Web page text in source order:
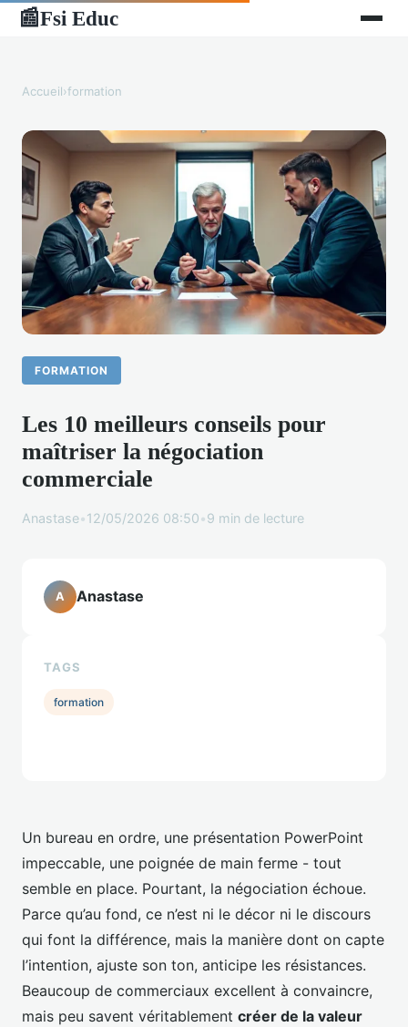
📰Fsi Educ
Accueil›formation
FORMATION
Les 10 meilleurs conseils pour
maîtriser la négociation
commerciale
Anastase•12/05/2026 08:50•9 min de lecture
Un bureau en ordre, une présentation PowerPoint
impeccable, une poignée de main ferme - tout
semble en place. Pourtant, la négociation échoue.
Parce qu’au fond, ce n’est ni le décor ni le discours
qui font la différence, mais la manière dont on capte
l’intention, ajuste son ton, anticipe les résistances.
Beaucoup de commerciaux excellent à convaincre,
mais peu savent véritablement créer de la valeur
A Anastase
TAGS
formation